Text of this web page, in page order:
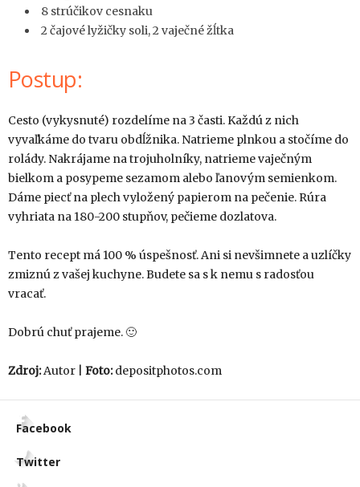
8 strúčikov cesnaku
2 čajové lyžičky soli, 2 vaječné žĺtka
Postup:
Cesto (vykysnuté) rozdelíme na 3 časti. Každú z nich
vyvaľkáme do tvaru obdĺžnika. Natrieme plnkou a stočíme do
rolády. Nakrájame na trojuholníky, natrieme vaječným
bielkom a posypeme sezamom alebo ľanovým semienkom.
Dáme piecť na plech vyložený papierom na pečenie. Rúra
vyhriata na 180-200 stupňov, pečieme dozlatova.
Tento recept má 100 % úspešnosť. Ani si nevšimnete a uzlíčky
zmiznú z vašej kuchyne. Budete sa s k nemu s radosťou
vracať.
Dobrú chuť prajeme. 🙂
Zdroj:Autor | Foto:depositphotos.com
Facebook
Twitter